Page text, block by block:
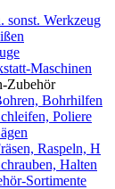
sonst. Werkzeug
Maschinen
Zubehör
Bohrhilfen
Poliere
Raspeln, H
Halten
Sortimente